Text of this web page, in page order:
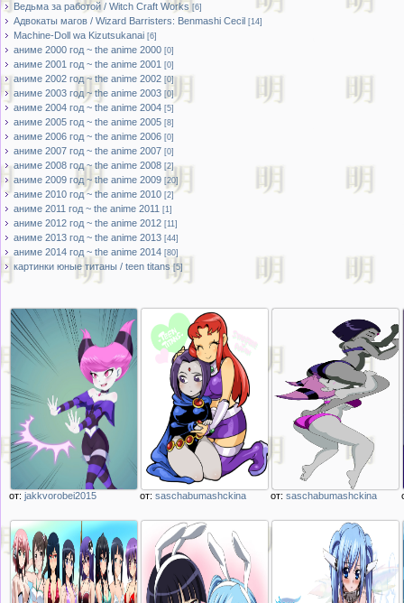
Ведьма за работой / Witch Craft Works [6]
Адвокаты магов / Wizard Barristers: Benmashi Cecil [14]
Machine-Doll wa Kizutsukanai [6]
аниме 2000 год ~ the anime 2000 [0]
аниме 2001 год ~ the anime 2001 [0]
аниме 2002 год ~ the anime 2002 [0]
аниме 2003 год ~ the anime 2003 [0]
аниме 2004 год ~ the anime 2004 [5]
аниме 2005 год ~ the anime 2005 [8]
аниме 2006 год ~ the anime 2006 [0]
аниме 2007 год ~ the anime 2007 [0]
аниме 2008 год ~ the anime 2008 [2]
аниме 2009 год ~ the anime 2009 [20]
аниме 2010 год ~ the anime 2010 [2]
аниме 2011 год ~ the anime 2011 [1]
аниме 2012 год ~ the anime 2012 [11]
аниме 2013 год ~ the anime 2013 [44]
аниме 2014 год ~ the anime 2014 [80]
картинки юные титаны / teen titans [5]
Описание
изображения
аниме девушка
от: jakkvorobei2015
Описание
изображения
девочка утешает
от: saschabumashckina
Описание
изображения
девочка помогает
от: saschabumashckina